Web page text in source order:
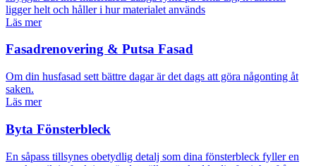
ligger helt och håller i hur materialet används
Läs mer
Fasadrenovering & Putsa Fasad
Om din husfasad sett bättre dagar är det dags att göra någonting åt
saken.
Läs mer
Byta Fönsterbleck
En såpass tillsynes obetydlig detalj som dina fönsterbleck fyller en